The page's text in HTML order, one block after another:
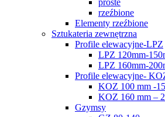
proste
rzeźbione
Elementy rzeźbione
Sztukateria zewnętrzna
Profile elewacyjne-LPZ
LPZ 120mm-
LPZ 160mm-
Profile elewacyjne-
KOZ 100 mm -
KOZ 160 mm –
Gzymsy